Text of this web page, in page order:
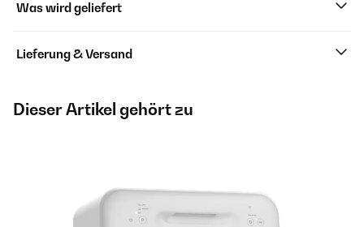
Was wird geliefert
Lieferung & Versand
Dieser Artikel gehört zu